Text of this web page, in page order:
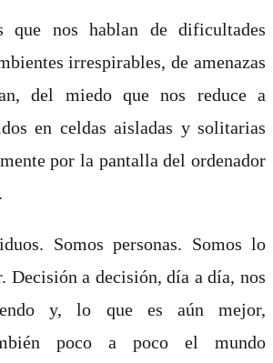
que nos hablan de dificultades
irrespirables, de amenazas
del miedo quenos reduce a
en celdas aisladas y solitarias
por la pantalla del ordenador
Somos personas. Somos lo
Decisión a decisión, día a día, nos
y, lo que es aún mejor,
poco a poco el mundo